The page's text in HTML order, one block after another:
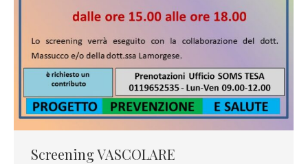
Screening VASCOLARE